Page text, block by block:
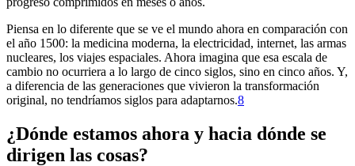
Piensa en lo diferente que se ve el mundo ahora en comparación con
el año 1500: la medicina moderna, la electricidad, internet, las armas
nucleares, los viajes espaciales. Ahora imagina que esa escala de
cambio no ocurriera a lo largo de cinco siglos, sino en cinco años. Y,
a diferencia de las generaciones que vivieron la transformación
original, no tendríamos siglos para adaptarnos.⁠8
¿Dónde estamos ahora y hacia dónde se
dirigen las cosas?